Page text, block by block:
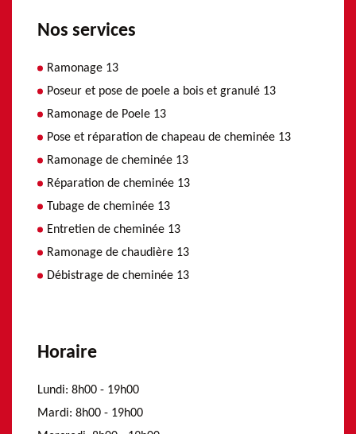
Nos services
Ramonage 13
Poseur et pose de poele a bois et granulé 13
Ramonage de Poele 13
Pose et réparation de chapeau de cheminée 13
Ramonage de cheminée 13
Réparation de cheminée 13
Tubage de cheminée 13
Entretien de cheminée 13
Ramonage de chaudière 13
Débistrage de cheminée 13
Horaire
Lundi: 8h00 - 19h00
Mardi: 8h00 - 19h00